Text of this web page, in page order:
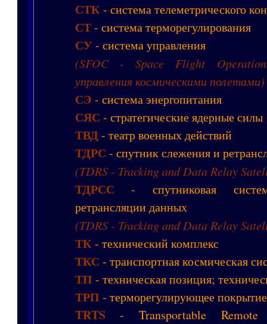
СТК- система телеметрического
СТ- система терморегулирования
СУ- система управления
(SFOC - Space Flight
управления космическими полетами)
СЭ - система энергопитания
СЯС - стратегические ядерные силы
ТВД- театр военных действий
ТДРС - спутник слежения и
(TDRS - Tracking and Data Relay
ТДРСС - спутниковая
ретрансляции данных
(TDRS - Tracking and Data Relay
ТК- технический комплекс
ТКС - транспортная космическая
ТП - техническая позиция;
ТРП - терморегулирующее покрытие
TRTS- Transportable Remote